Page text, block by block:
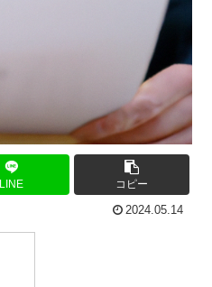
LINE コピー
2024.05.14